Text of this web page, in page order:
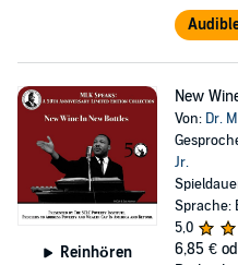
Reinhören
New
Von: Dr.
Jr.
Sprache:
5,0
6,85 €